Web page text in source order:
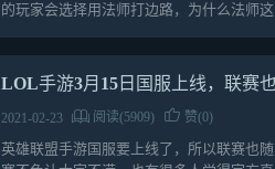
的玩家会选择用法师打边路，为什么法师
LOL手游3月15日国服上线，联赛
2021-02-23 阅读(5909) 赞(0)
英雄联盟手游国服要上线了，所以联赛也